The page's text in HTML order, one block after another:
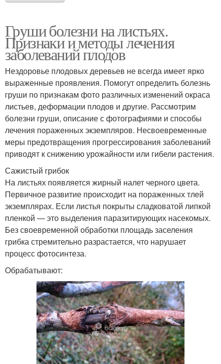
Груши болезни на листьях.
Признаки и методы лечения
заболеваний плодов
Нездоровье плодовых деревьев не всегда имеет ярко
выраженные проявления. Помогут определить болезнь
груши по признакам фото различных изменений окраса
листьев, деформации плодов и другие. Рассмотрим
болезни груши, описание с фотографиями и способы
лечения пораженных экземпляров. Несвоевременные
меры предотвращения прогрессирования заболеваний
приводят к снижению урожайности или гибели растения.
Сажистый грибок
На листьях появляется жирный налет черного цвета.
Первичное развитие происходит на пораженных тлей
экземплярах. Если листья покрыты сладковатой липкой
пленкой — это выделения паразитирующих насекомых.
Без своевременной обработки площадь заселения
грибка стремительно разрастается, что нарушает
процесс фотосинтеза.
Обрабатывают: